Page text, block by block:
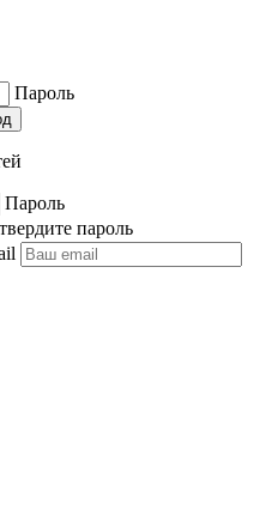
Пароль
Пароль
пароль